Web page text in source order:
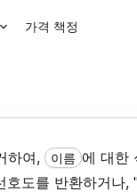
가격 책정
하여, 이름 에 대한
도를 반환하거나,